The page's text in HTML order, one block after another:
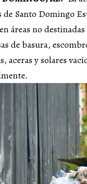
de Santo Domingo
áreas no
de basura,
aceras y solares